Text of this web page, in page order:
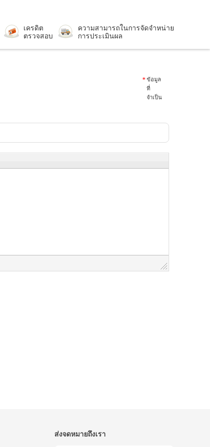
เครดิต
ตรวจสอบ
ความสามารถในการจัดจำหน่าย
การประเมินผล
ข้อมูล
ที่
จำเป็น
ส่งจดหมายถึงเรา